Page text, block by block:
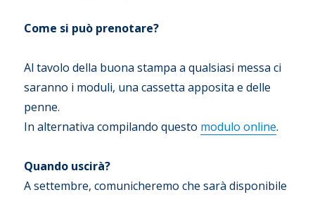
Come si può prenotare?
Al tavolo della buona stampa a qualsiasi messa ci
saranno i moduli, una cassetta apposita e delle
penne.
In alternativa compilando questo modulo online.
Quando uscirà?
A settembre, comunicheremo che sarà disponibile